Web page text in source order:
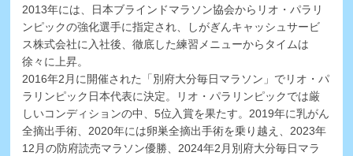
2013年には、日本ブラインドマラソン協会からリオ・パラリ
ンピックの強化選手に指定され、しがぎんキャッシュサービ
ス株式会社に入社後、徹底した練習メニューからタイムは
徐々に上昇。
2016年2月に開催された「別府大分毎日マラソン」でリオ・パ
ラリンピック日本代表に決定。リオ・パラリンピックでは厳
しいコンディションの中、5位入賞を果たす。2019年に乳がん
全摘出手術、2020年には卵巣全摘出手術を乗り越え、2023年
12月の防府読売マラソン優勝、2024年2月別府大分毎日マラ